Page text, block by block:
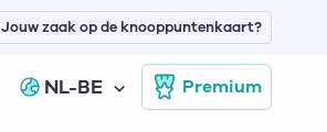
NL-BE Premium
Jouw zaak op de knooppuntenkaart?